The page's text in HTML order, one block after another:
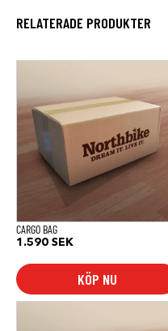
RELATERADE PRODUKTER
CARGO BAG
1.590 SEK
KÖP NU